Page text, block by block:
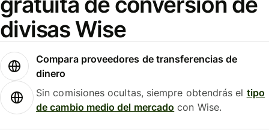
divisas Wise
Compara proveedores de transferencias de
dinero
Sin comisiones ocultas, siempre obtendrás el tipo
de cambio medio del mercado con Wise.